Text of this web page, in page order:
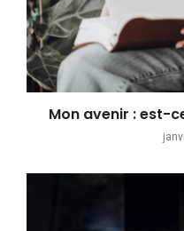
Mon avenir : est-